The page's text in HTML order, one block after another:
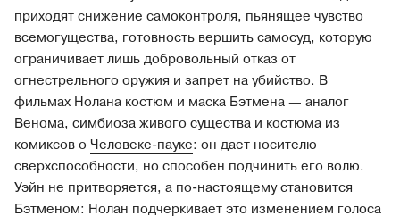
приходят снижение самоконтроля, пьянящее чувство
всемогущества, готовность вершить самосуд, которую
ограничивает лишь добровольный отказ от
огнестрельного оружия и запрет на убийство. В
фильмах Нолана костюм и маска Бэтмена — аналог
Венома, симбиоза живого существа и костюма из
комиксов о Человеке-пауке: он дает носителю
сверхспособности, но способен подчинить его волю.
Уэйн не притворяется, а по-настоящему становится
Бэтменом: Нолан подчеркивает это изменением голоса